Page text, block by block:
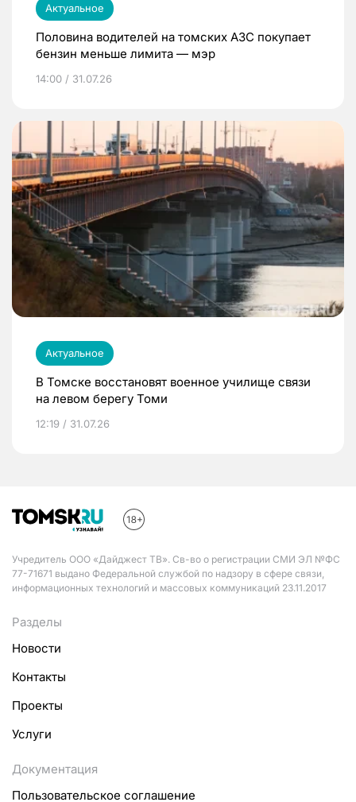
Актуальное
Половина водителей на томских АЗС покупает
бензин меньше лимита — мэр
14:00 / 31.07.26
Актуальное
В Томске восстановят военное училище связи
на левом берегу Томи
12:19 / 31.07.26
Учредитель ООО «Дайджест ТВ». Св-во о регистрации СМИ ЭЛ №ФС
77-71671 выдано Федеральной службой по надзору в сфере связи,
информационных технологий и массовых коммуникаций 23.11.2017
Разделы
Новости
Контакты
Проекты
Услуги
Документация
Пользовательское соглашение